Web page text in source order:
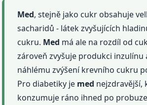
Med, stejně jako cukr obsahuje
sacharidů - látek zvyšujících
cukru. Med má ale na rozdíl od
zároveň zvyšuje produkci inzulínu
náhlému zvýšení krevního cukru
Pro diabetiky je med nejzdravější,
konzumuje ráno ihned po